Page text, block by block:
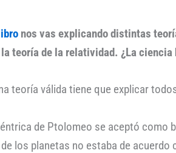
nos vas explicando distintas
teoría de la relatividad. ¿La
teoría válida tiene que explicar
de Ptolomeo se aceptó como
los planetas no estaba de